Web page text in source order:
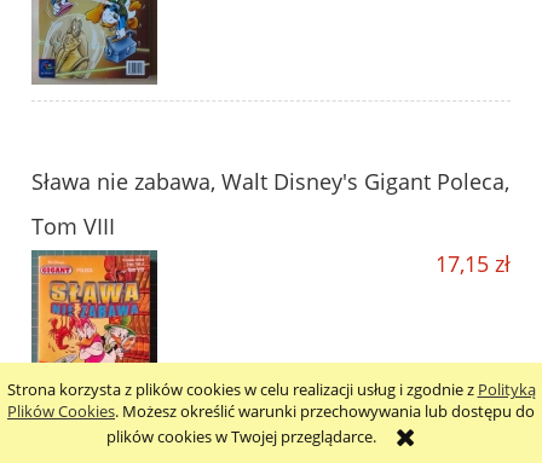
Strona korzysta z plików cookies w celu realizacji usług i zgodnie z Polityką
Plików Cookies. Możesz określić warunki przechowywania lub dostępu do
plików cookies w Twojej przeglądarce.
Sława nie zabawa, Walt Disney's Gigant Poleca,
Tom VIII
17,15 zł